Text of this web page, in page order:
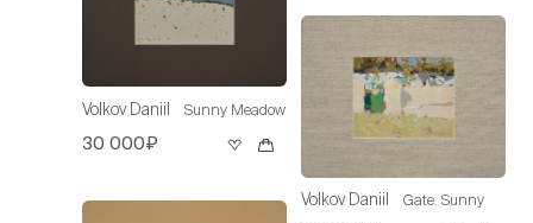
Volkov Daniil Sunny Meadow
30 000₽
Volkov Daniil Gate. Sunny